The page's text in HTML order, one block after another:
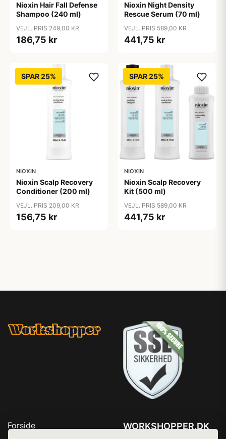
Nioxin Hair Fall Defense
Shampoo (240 ml)
VEJL. PRIS 249,00 KR
186,75 kr
Nioxin Night Density
Rescue Serum (70 ml)
VEJL. PRIS 589,00 KR
441,75 kr
SPAR 25%
NIOXIN
Nioxin Scalp Recovery
Conditioner (200 ml)
VEJL. PRIS 209,00 KR
156,75 kr
SPAR 25%
NIOXIN
Nioxin Scalp Recovery
Kit (500 ml)
VEJL. PRIS 589,00 KR
441,75 kr
Forside
WORKSHOPPER.DK